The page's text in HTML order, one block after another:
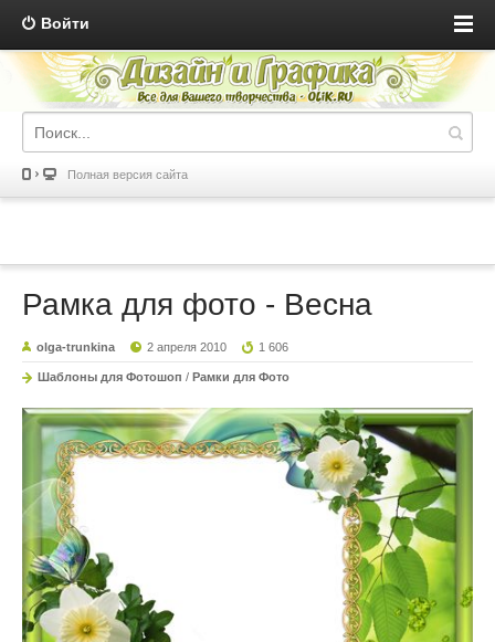
Войти
Полная версия сайта
Рамка для фото - Весна
olga-trunkina 2 апреля 2010 1 606
Шаблоны для Фотошоп / Рамки для Фото